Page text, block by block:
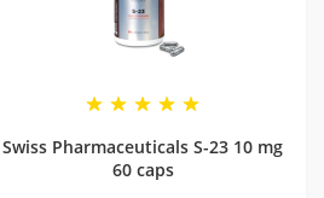
від фото та змінюватися виробником без
для бігу на довгі дистанції, так і для
Swiss Pharmaceuticals S-23 10 mg
60 caps